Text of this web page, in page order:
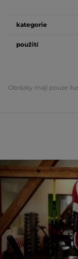
kategorie
použití
Obrázky mají pouze